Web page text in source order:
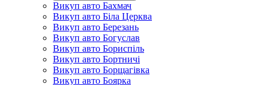
Викуп авто Бахмач
Викуп авто Біла Церква
Викуп авто Березань
Викуп авто Богуслав
Викуп авто Бориспіль
Викуп авто Бортничі
Викуп авто Борщагівка
Викуп авто Боярка